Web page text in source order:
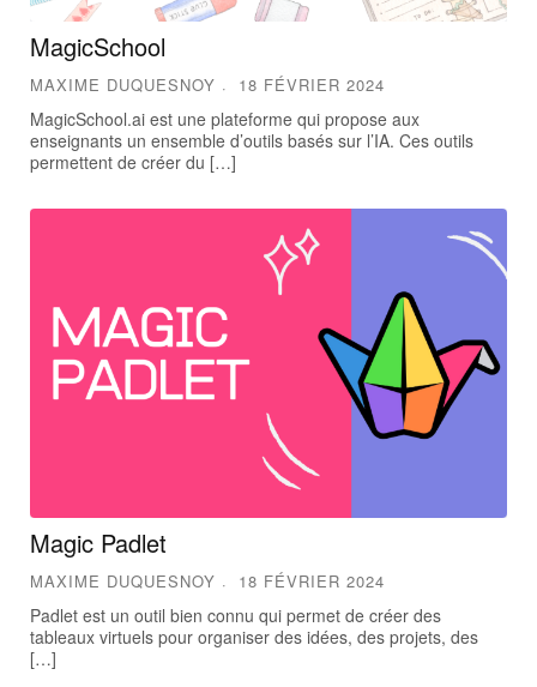
MagicSchool
MAXIME DUQUESNOY 18 FÉVRIER 2024
MagicSchool.ai est une plateforme qui propose aux
enseignants un ensemble d’outils basés sur l’IA. Ces outils
permettent de créer du […]
Magic Padlet
MAXIME DUQUESNOY 18 FÉVRIER 2024
Padlet est un outil bien connu qui permet de créer des
tableaux virtuels pour organiser des idées, des projets, des
[…]